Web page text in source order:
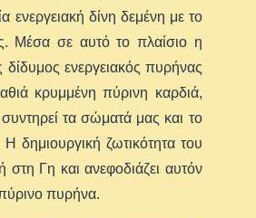
ενεργειακή δίνη δεμένη με το
Μέσα σε αυτό το πλαίσιο η
δίδυμος ενεργειακός πυρήνας
κρυμμένη πύρινη καρδιά,
τα σώματά μας και το
δημιουργική ζωτικότητα του
στη Γη και ανεφοδιάζει αυτόν
πυρήνα.